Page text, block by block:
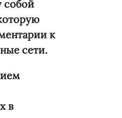
собой
к
сети.
в